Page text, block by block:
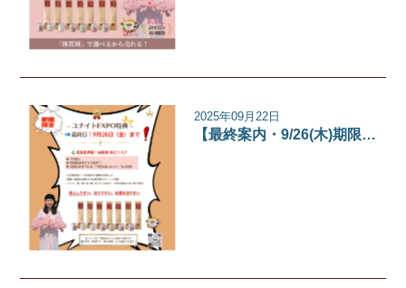
2025年09月22日
【最終案内・9/26(木)期限…